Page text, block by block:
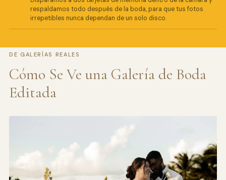
respaldamos todo después de la boda, para que tus fotos
irrepetibles nunca dependan de un solo disco.
DE GALERÍAS REALES
Cómo Se Ve una Galería de Boda
Editada